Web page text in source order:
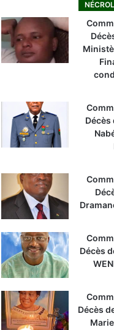
Décès
Décès
Décès